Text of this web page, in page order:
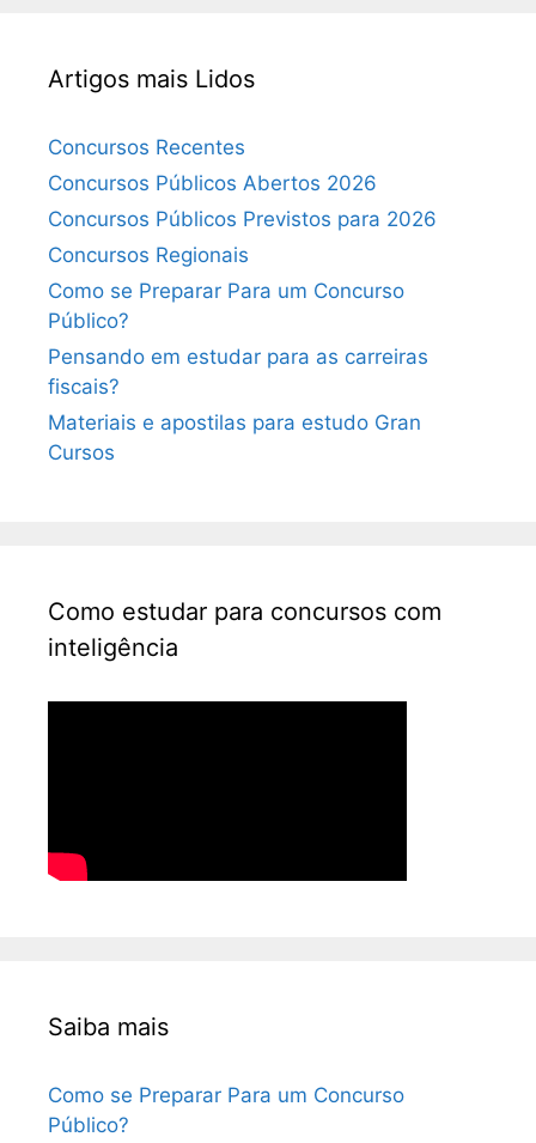
Artigos mais Lidos
Concursos Recentes
Concursos Públicos Abertos 2026
Concursos Públicos Previstos para 2026
Concursos Regionais
Como se Preparar Para um Concurso
Público?
Pensando em estudar para as carreiras
fiscais?
Materiais e apostilas para estudo Gran
Cursos
Como estudar para concursos com
inteligência
Saiba mais
Como se Preparar Para um Concurso
Público?